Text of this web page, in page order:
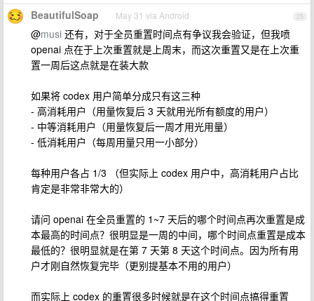
25
BeautifulSoap May 31 via Android
@musi 还有，对于全员重置时间点有争议我会验证，但我喷
openai 点在于上次重置就是上周末，而这次重置又是在上次重
置一周后这点就是在装大款
如果将 codex 用户简单分成只有这三种
- 高消耗用户（用量恢复后 3 天就用光所有额度的用户）
- 中等消耗用户（用量恢复后一周才用光用量）
- 低消耗用户（每周用量只用一小部分）
每种用户各占 1/3 （但实际上 codex 用户中，高消耗用户占比
肯定是非常非常大的）
请问 openai 在全员重置的 1~7 天后的哪个时间点再次重置是成
本最高的时间点？很明显是一周的中间，哪个时间点重置是成本
最低的？很明显就是在第 7 天第 8 天这个时间点。因为所有用
户才刚自然恢复完毕（更别提基本不用的用户）
而实际上 codex 的重置很多时候就是在这个时间点搞得重置